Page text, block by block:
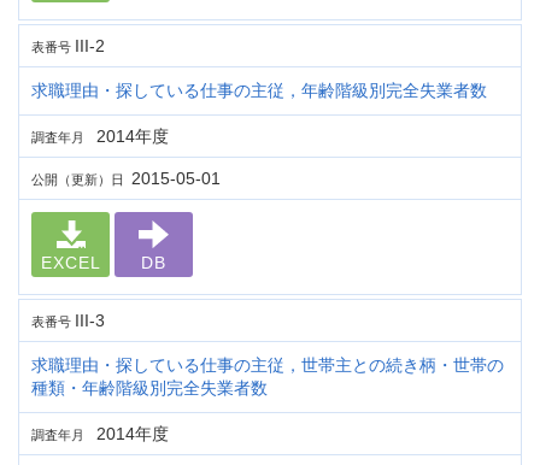
表番号 III-2
求職理由・探している仕事の主従，年齢階級別完全失業者数
調査年月 2014年度
公開（更新）日 2015-05-01
EXCEL DB
表番号 III-3
求職理由・探している仕事の主従，世帯主との続き柄・世帯の
種類・年齢階級別完全失業者数
調査年月 2014年度